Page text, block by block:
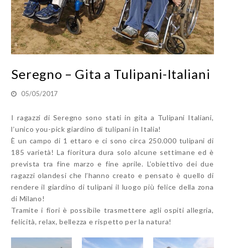
Seregno – Gita a Tulipani-Italiani
05/05/2017
I ragazzi di Seregno sono stati in gita a Tulipani Italiani,
l’unico you-pick giardino di tulipani in Italia!
È un campo di 1 ettaro e ci sono circa 250.000 tulipani di
185 varietà! La fioritura dura solo alcune settimane ed è
prevista tra fine marzo e fine aprile. L’obiettivo dei due
ragazzi olandesi che l’hanno creato e pensato è quello di
rendere il giardino di tulipani il luogo più felice della zona
di Milano!
Tramite i fiori è possibile trasmettere agli ospiti allegria,
felicità, relax, bellezza e rispetto per la natura!